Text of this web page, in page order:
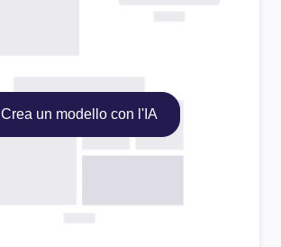
Crea un modello con l'IA